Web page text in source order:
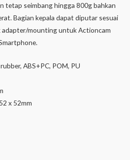
tetap seimbang hingga 800g bahkan
Bagian kepala dapat diputar sesuai
adapter/mounting untuk Actioncam
ABS+PC, POM, PU
x 52mm